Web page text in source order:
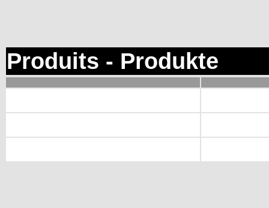
Produits - Produkte